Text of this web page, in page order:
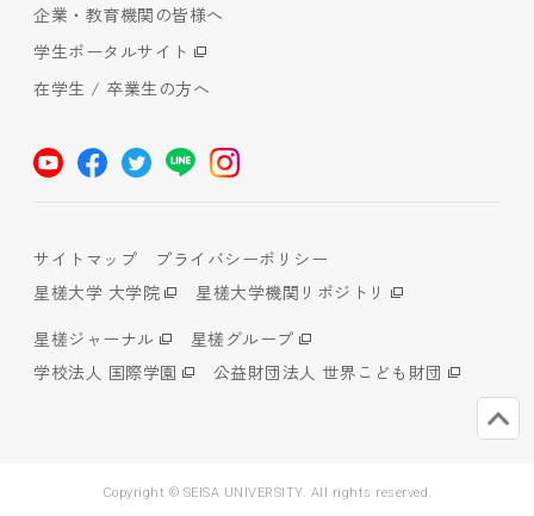
企業・教育機関の皆様へ
学生ポータルサイト
在学生 / 卒業生の方へ
サイトマップ
プライバシーポリシー
星槎大学 大学院
星槎大学機関リポジトリ
星槎ジャーナル
星槎グループ
学校法人 国際学園
公益財団法人 世界こども財団
Copyright © SEISA UNIVERSITY. All rights reserved.